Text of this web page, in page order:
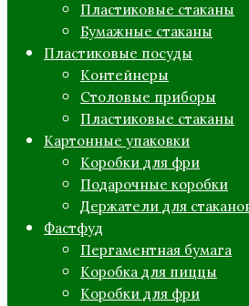
Пластиковые стаканы
Бумажные стаканы
Пластиковые посуды
Контейнеры
Столовые приборы
Пластиковые стаканы
Картонные упаковки
Коробки для фри
Подарочные коробки
Держатели для
Фастфуд
Пергаментная бумага
Коробка для пиццы
Коробки для фри